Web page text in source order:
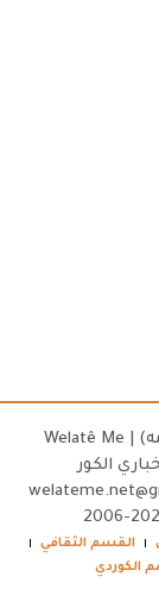
(ولاتي مه) | Welatê Me
الكور
2006-
القسم الثقافي
الكوردي